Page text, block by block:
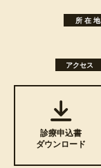
所 在 地
アクセス
診療申込書
ダウンロード